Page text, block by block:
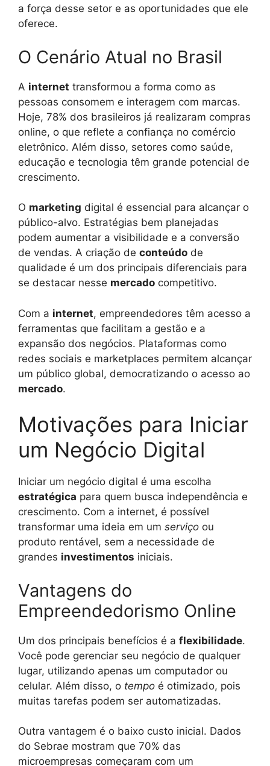
a força desse setor e as oportunidades que ele
oferece.
O Cenário Atual no Brasil
A internet transformou a forma como as
pessoas consomem e interagem com marcas.
Hoje, 78% dos brasileiros já realizaram compras
online, o que reflete a confiança no comércio
eletrônico. Além disso, setores como saúde,
educação e tecnologia têm grande potencial de
crescimento.
O marketing digital é essencial para alcançar o
público-alvo. Estratégias bem planejadas
podem aumentar a visibilidade e a conversão
de vendas. A criação de conteúdo de
qualidade é um dos principais diferenciais para
se destacar nesse mercado competitivo.
Com a internet, empreendedores têm acesso a
ferramentas que facilitam a gestão e a
expansão dos negócios. Plataformas como
redes sociais e marketplaces permitem alcançar
um público global, democratizando o acesso ao
mercado.
Motivações para Iniciar
um Negócio Digital
Iniciar um negócio digital é uma escolha
estratégica para quem busca independência e
crescimento. Com a internet, é possível
transformar uma ideia em um serviço ou
produto rentável, sem a necessidade de
grandes investimentos iniciais.
Vantagens do
Empreendedorismo Online
Um dos principais benefícios é a flexibilidade.
Você pode gerenciar seu negócio de qualquer
lugar, utilizando apenas um computador ou
celular. Além disso, o tempo é otimizado, pois
muitas tarefas podem ser automatizadas.
Outra vantagem é o baixo custo inicial. Dados
do Sebrae mostram que 70% das
microempresas começaram com um